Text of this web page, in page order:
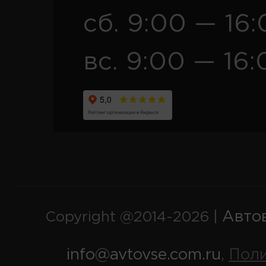
сб. 9:00 —
вс. 9:00 —
Copyright @2014-2026 |
info@avtovse.com.ru,